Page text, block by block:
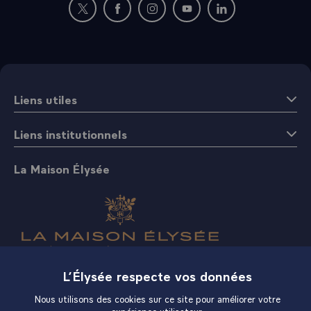
Nouvelle fenêtre : rejoignez-nous sur Twitter
Nouvelle fenêtre : rejoignez-nous sur
Nouvelle fenêtre : rejoignez-nous
Nouvelle fenêtre :
Nouvelle fenêtre :
Liens utiles
Liens institutionnels
La Maison Élysée
BoutiqueL’Élysée respecte vos données
Nous utilisons des cookies sur ce site pour améliorer votre